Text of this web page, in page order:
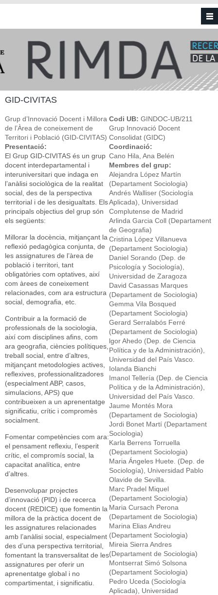
Vés al contingut
GID-CIVITAS
Grup d’Innovació Docent i Millora
de l’Àrea de coneixement de
Territori i Població (GID-CIVITAS)
Presentació:
El Grup GID-CIVITAS és un grup
docent interdepartamental i
interuniversitari que indaga en
l’anàlisi sociològica de la realitat
social, des de la perspectiva
territorial i de les desigualtats. Els
principals objectius del grup són
els següents:
Millorar la docència, mitjançant la
reflexió pedagògica conjunta, de
les assignatures de l’àrea de
població i territori, tant
obligatòries com optatives, així
com àrees de coneixement
relacionades, com ara estructura
social, demografia, etc.
Contribuir a la formació de
professionals de la sociologia,
així com disciplines afins, com
ara geografia, ciències polítiques,
treball social, entre d’altres,
mitjançant metodologies actives,
reflexives, professionalitzadores
(especialment ABP, casos,
simulacions, APS) que
contribueixen a un aprenentatge
significatiu, crític i compromès
socialment.
Fomentar competències com ara:
el pensament reflexiu, l’esperit
crític, el compromís social, la
capacitat analítica, entre
d’altres.
Desenvolupar projectes
d’innovació (PID) i de recerca
docent (REDICE) que fomentin la
millora de la pràctica docent de
les assignatures relacionades
amb l’anàlisi social, especialment
des d’una perspectiva territorial,
fomentant la transversalitat de les
assignatures per oferir un
aprenentatge global i no
compartimentat, i significatiu.
Codi UB: GINDOC-UB/211
Grup Innovació Docent
Consolidat (GIDC)
Coordinació:
Cano Hila, Ana Belén
Membres del grup:
Alejandra López Martín
(Departament Sociologia)
Andrés Walliser (Sociología
Aplicada), Universidad
Complutense de Madrid
Arlinda Garcia Coll (Departament
de Geografia)
Cristina López Villanueva
(Departament Sociologia)
Daniel Sorando (Dep. de
Psicología y Sociología),
Universidad de Zaragoza
David Casassas Marques
(Departament de Sociologia)
Gemma Vila Bosqued
(Departament Sociologia)
Gerard Serralabós Ferré
(Departament de Sociologia)
lgor Ahedo (Dep. de Ciencia
Política y de la Administración),
Universidad del País Vasco.
Iolanda Bianchi
Imanol Tellería (Dep. de Ciencia
Política y de la Administración),
Universidad del País Vasco.
Jaume Montés Mora
(Departament de Sociologia)
Jordi Bonet Martí (Departament
Sociologia)
Karla Berrens Torruella
(Departament Sociologia)
Maria Ángeles Huete. (Dep. de
Sociología), Universidad Pablo
Olavide de Sevilla.
Marc Pradel Miquel
(Departament Sociologia)
Maria Cursach Perona
(Departament de Sociologia)
Marina Elias Andreu
(Departament Sociologia)
Mireia Sierra Andres
(Departament de Sociologia)
Montserrat Simó Solsona
(Departament Sociologia)
Pedro Uceda (Sociología
Aplicada), Universidad